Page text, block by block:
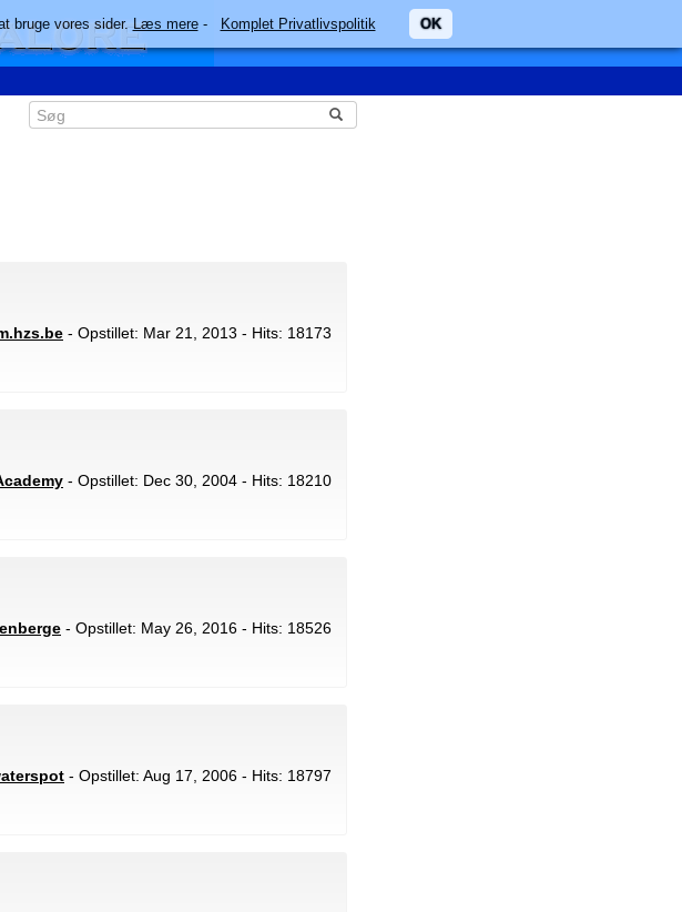
- Opstillet: Mar 21, 2013 - Hits: 18173
- Opstillet: Dec 30, 2004 - Hits: 18210
- Opstillet: May 26, 2016 - Hits: 18526
- Opstillet: Aug 17, 2006 - Hits: 18797
bruge vores sider.Læs mere- Komplet Privatlivspolitik OK